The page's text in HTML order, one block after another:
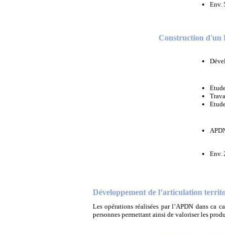
Env.
Construction d'un
Env.
Développement de l’articulation
Les opérations réalisées par l’APDN dans
personnes permettant ainsi de valoriser les